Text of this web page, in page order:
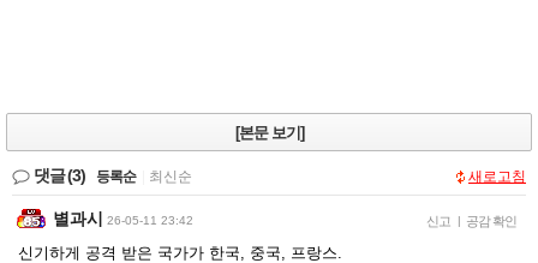
[본문 보기]
댓글(3) 등록순 최신순 새로고침
별과시 26-05-11 23:42 신고 | 공감 확인
신기하게 공격 받은 국가가 한국, 중국, 프랑스.